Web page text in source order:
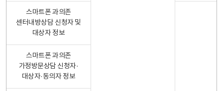
스마트폰 과의존
센터내방상담 신청자 및
대상자 정보
스마트폰 과의존
가정방문상담 신청자·
대상자·동의자 정보